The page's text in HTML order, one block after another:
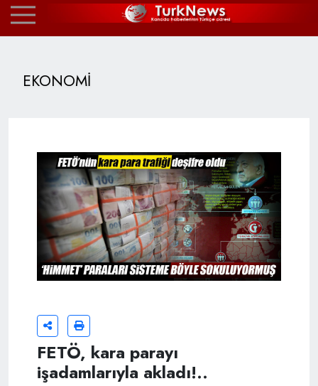
EKONOMİ
FETÖ, kara parayı
işadamlarıyla akladı!..